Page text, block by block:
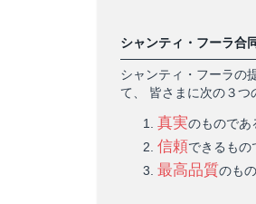
シャンティ・フーラ合
シャンティ・フーラの
て、 皆さまに次の３つ
真実のものであ
信頼できるもの
最高品質のも